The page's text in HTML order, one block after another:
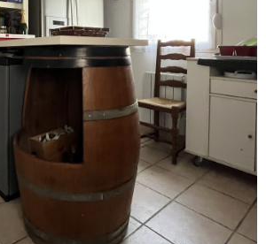
voir le
bien